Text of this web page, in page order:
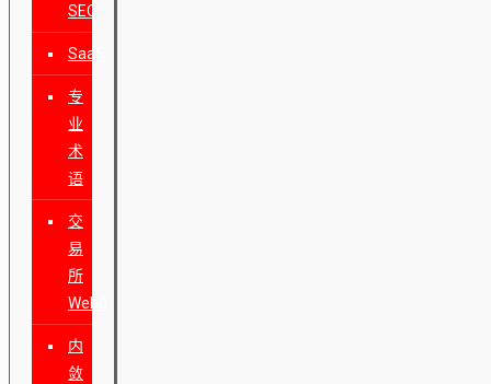
SEO
SaaS
专
业
术
语
交
易
所
Web3
内
敛